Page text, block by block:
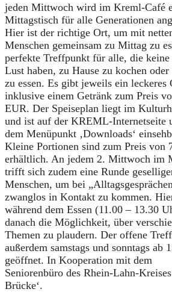
jeden Mittwoch wird im Kreml-Café
Mittagstisch für alle Generationen
Hier ist der richtige Ort, um mit
Menschen gemeinsam zu Mittag zu
perfekte Treffpunkt für alle, die
Lust haben, zu Hause zu kochen
zu essen. Es gibt jeweils ein leckeres
inklusive einem Getränk zum Preis
EUR. Der Speiseplan liegt im
und ist auf der KREML-Internetseite
dem Menüpunkt ‚Downloads‘
Kleine Portionen sind zum Preis von
erhältlich. An jedem 2. Mittwoch im
trifft sich zudem eine Runde
Menschen, um bei
zwanglos in Kontakt zu kommen.
während dem Essen (11.00 – 13.30
danach die Möglichkeit, über
Themen zu plaudern. Der offene
außerdem samstags und sonntags ab
geöffnet. In Kooperation mit dem
Seniorenbüro des Rhein-Lahn-
Brücke‘.